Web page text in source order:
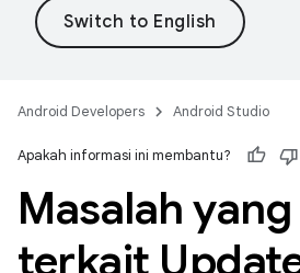
Android Developers Android Studio
Apakah informasi ini membantu?
Masalah
terkait